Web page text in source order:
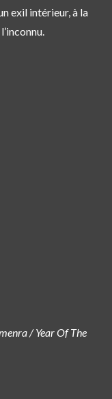
exil intérieur, à la
/ Year Of The